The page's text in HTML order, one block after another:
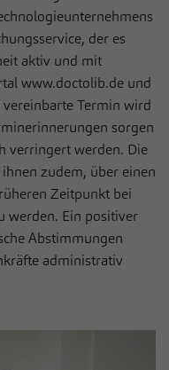
der es
aktiv und mit
www.doctolib.de und
Termin wird
sorgen
verringert werden. Die
zudem, über einen
Zeitpunkt bei
werden. Ein positiver
Abstimmungen
administrativ
um Ihre
für diese Website zu
die Session-ID. So
Chat, eine Live-
Inc. In dieser
über den Live-Chat
Der Zendesk-Chat dient
in Echtzeit
der eigenen Webseite.
anonym. Diese
wie unsere Besucher